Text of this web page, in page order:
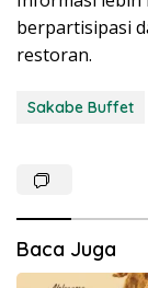
berpartisipasi
restoran.
Sakabe Buffet
Baca Juga